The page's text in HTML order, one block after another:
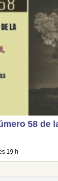
58 de
19 h